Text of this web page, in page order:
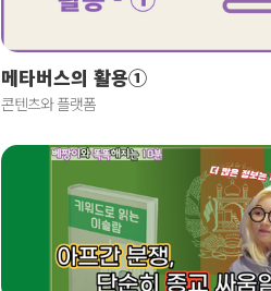
메타버스의 활용①
콘텐츠와 플랫폼